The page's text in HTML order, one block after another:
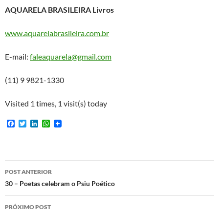
AQUARELA BRASILEIRA Livros
www.aquarelabrasileira.com.br
E-mail: faleaquarela@gmail.com
(11) 9 9821-1330
Visited 1 times, 1 visit(s) today
F
o
o
T
e
r
d
I
W
A
p
Navegação
de
posts
POST ANTERIOR
30 – Poetas celebram o Psiu Poético
PRÓXIMO POST